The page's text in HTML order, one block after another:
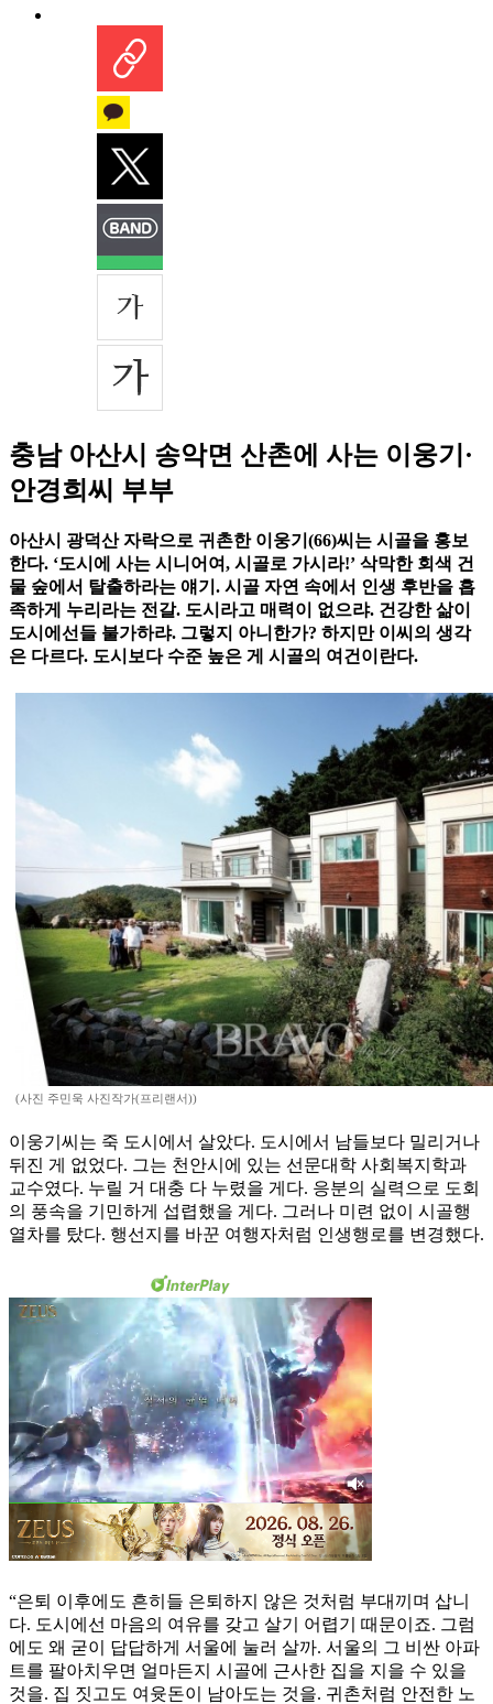
충남 아산시 송악면 산촌에 사는 이웅기·
안경희씨 부부
아산시 광덕산 자락으로 귀촌한 이웅기(66)씨는 시골을 홍보
한다. ‘도시에 사는 시니어여, 시골로 가시라!’ 삭막한 회색 건
물 숲에서 탈출하라는 얘기. 시골 자연 속에서 인생 후반을 흡
족하게 누리라는 전갈. 도시라고 매력이 없으랴. 건강한 삶이
도시에선들 불가하랴. 그렇지 아니한가? 하지만 이씨의 생각
은 다르다. 도시보다 수준 높은 게 시골의 여건이란다.
(사진 주민욱 사진작가(프리랜서))
이웅기씨는 죽 도시에서 살았다. 도시에서 남들보다 밀리거나
뒤진 게 없었다. 그는 천안시에 있는 선문대학 사회복지학과
교수였다. 누릴 거 대충 다 누렸을 게다. 응분의 실력으로 도회
의 풍속을 기민하게 섭렵했을 게다. 그러나 미련 없이 시골행
열차를 탔다. 행선지를 바꾼 여행자처럼 인생행로를 변경했다.
“은퇴 이후에도 흔히들 은퇴하지 않은 것처럼 부대끼며 삽니
다. 도시에선 마음의 여유를 갖고 살기 어렵기 때문이죠. 그럼
에도 왜 굳이 답답하게 서울에 눌러 살까. 서울의 그 비싼 아파
트를 팔아치우면 얼마든지 시골에 근사한 집을 지을 수 있을
것을. 집 짓고도 여윳돈이 남아도는 것을. 귀촌처럼 안전한 노